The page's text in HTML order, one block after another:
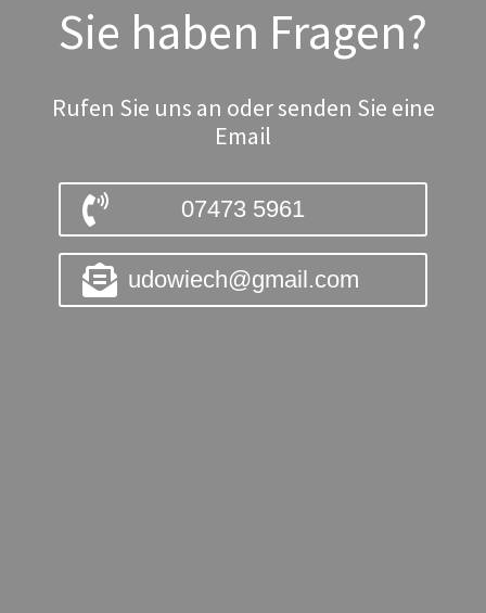
Sie haben Fragen?
Rufen Sie uns an oder senden Sie eine
Email
07473 5961
udowiech@gmail.com